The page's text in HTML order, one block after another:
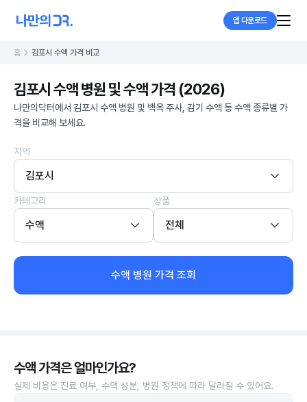
앱 다운로드
홈 김포시 수액 가격 비교
김포시 수액 병원 및 수액 가격 (2026)
나만의닥터에서 김포시 수액 병원 및 백옥 주사, 감기 수액 등 수액 종류별 가
격을 비교해 보세요.
지역
김포시
카테고리
수액
상품
전체
수액 병원 가격 조회
수액 가격은 얼마인가요?
실제 비용은 진료 여부, 수액 성분, 병원 정책에 따라 달라질 수 있어요.